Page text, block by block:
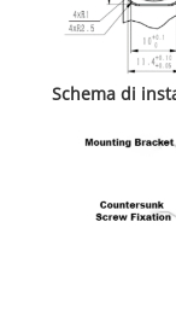
Schema di